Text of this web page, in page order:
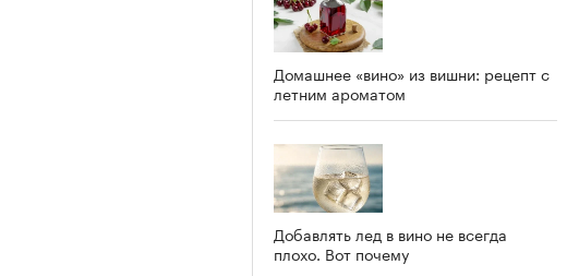
Домашнее «вино» из вишни: рецепт с
летним ароматом
Добавлять лед в вино не всегда
плохо. Вот почему